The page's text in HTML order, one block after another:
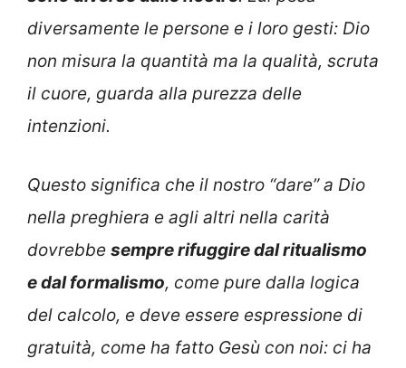
diversamente le persone e i loro gesti: Dio
non misura la quantità ma la qualità, scruta
il cuore, guarda alla purezza delle
intenzioni.
Questo significa che il nostro “dare” a Dio
nella preghiera e agli altri nella carità
dovrebbe sempre rifuggire dal ritualismo
e dal formalismo, come pure dalla logica
del calcolo, e deve essere espressione di
gratuità, come ha fatto Gesù con noi: ci ha